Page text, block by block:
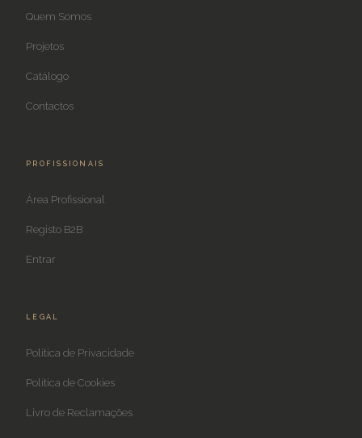
Quem Somos
Projetos
Catálogo
Contactos
PROFISSIONAIS
Área Profissional
Registo B2B
Entrar
LEGAL
Política de Privacidade
Política de Cookies
Livro de Reclamações